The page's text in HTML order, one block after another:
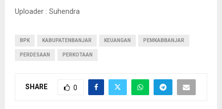
Uploader : Suhendra
BPK KABUPATENBANJAR KEUANGAN PEMKABBANJAR
PERDESAAN PERKOTAAN
SHARE 0